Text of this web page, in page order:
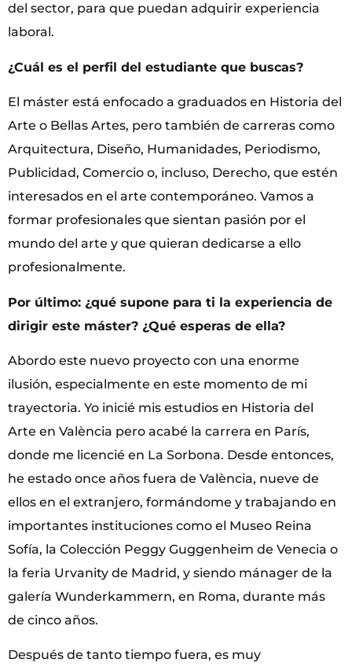
del sector, para que puedan adquirir experiencia
laboral.
¿Cuál es el perfil del estudiante que buscas?
El máster está enfocado a graduados en Historia del
Arte o Bellas Artes, pero también de carreras como
Arquitectura, Diseño, Humanidades, Periodismo,
Publicidad, Comercio o, incluso, Derecho, que estén
interesados en el arte contemporáneo. Vamos a
formar profesionales que sientan pasión por el
mundo del arte y que quieran dedicarse a ello
profesionalmente.
Por último: ¿qué supone para ti la experiencia de
dirigir este máster? ¿Qué esperas de ella?
Abordo este nuevo proyecto con una enorme
ilusión, especialmente en este momento de mi
trayectoria. Yo inicié mis estudios en Historia del
Arte en València pero acabé la carrera en París,
donde me licencié en La Sorbona. Desde entonces,
he estado once años fuera de València, nueve de
ellos en el extranjero, formándome y trabajando en
importantes instituciones como el Museo Reina
Sofía, la Colección Peggy Guggenheim de Venecia o
la feria Urvanity de Madrid, y siendo mánager de la
galería Wunderkammern, en Roma, durante más
de cinco años.
Después de tanto tiempo fuera, es muy